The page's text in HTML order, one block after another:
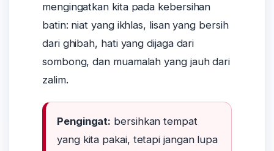
mengingatkan kita pada kebersihan
batin: niat yang ikhlas, lisan yang bersih
dari ghibah, hati yang dijaga dari
sombong, dan muamalah yang jauh dari
zalim.
Pengingat: bersihkan tempat
yang kita pakai, tetapi jangan lupa